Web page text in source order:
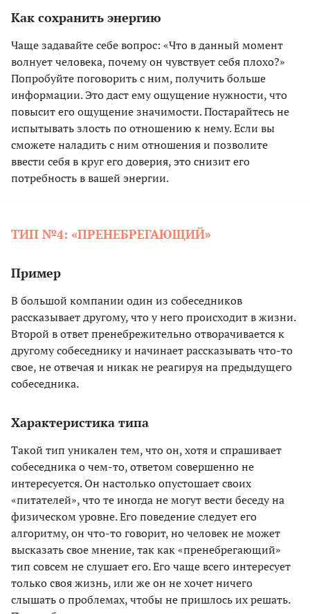
Как сохранить энергию
Чаще задавайте себе вопрос: «Что в данный момент
волнует человека, почему он чувствует себя плохо?»
Попробуйте поговорить с ним, получить больше
информации. Это даст ему ощущение нужности, что
повысит его ощущение значимости. Постарайтесь не
испытывать злость по отношению к нему. Если вы
сможете наладить с ним отношения и позволите
ввести себя в круг его доверия, это снизит его
потребность в вашей энергии.
ТИП №4: «ПРЕНЕБРЕГАЮЩИЙ»
Пример
В большой компании один из собеседников
рассказывает другому, что у него происходит в жизни.
Второй в ответ пренебрежительно отворачивается к
другому собеседнику и начинает рассказывать что-то
свое, не отвечая и никак не реагируя на предыдущего
собеседника.
Характеристика типа
Такой тип уникален тем, что он, хотя и спрашивает
собеседника о чем-то, ответом совершенно не
интересуется. Он настолько опустошает своих
«питателей», что те иногда не могут вести беседу на
физическом уровне. Его поведение следует его
алгоритму, он что-то говорит, но человек не может
высказать свое мнение, так как «пренебрегающий»
тип совсем не слушает его. Его чаще всего интересует
только своя жизнь, или же он не хочет ничего
слышать о проблемах, чтобы не пришлось их решать.